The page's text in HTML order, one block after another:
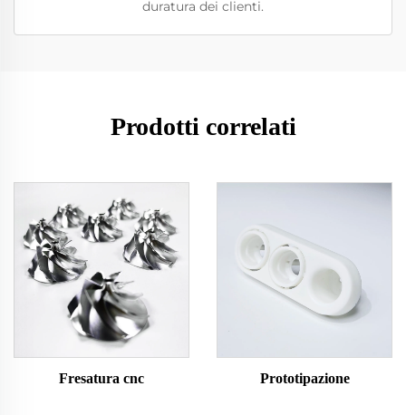
duratura dei clienti.
Prodotti correlati
Fresatura cnc Prototipazione